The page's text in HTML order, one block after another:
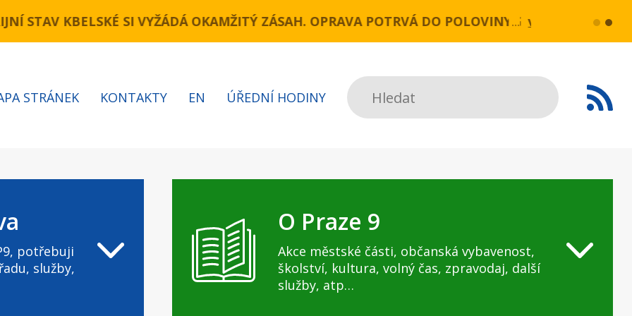
Novopacká – Cínovecká)Komunikace Kbelská
STAV KBELSKÉ SI VYŽÁDÁ OKAMŽITÝ ZÁSAH. OPRAVA POTRVÁ DO POLOVINY SRPNA. Praha,
více...
Hledat
STRÁNEK KONTAKTY EN ÚŘEDNÍ HODINY
potřebuji
služby,
O Praze 9
Akce městské části, občanská vybavenost,
školství, kultura, volný čas, zpravodaj, další
služby, atp…